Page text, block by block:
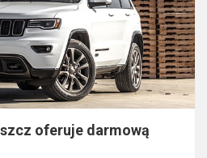
oferuje darmową